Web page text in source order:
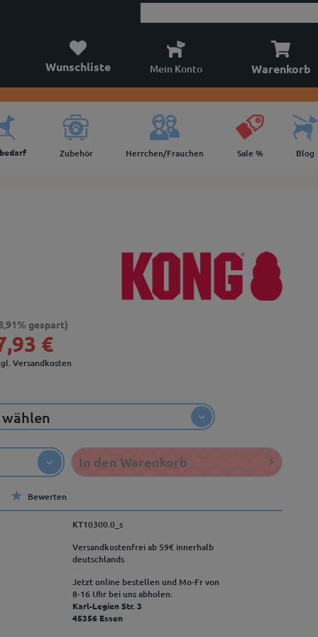
Wunschliste Mein Konto Warenkorb
Zubehör Herrchen/Frauchen Sale % Blog
gespart)
€
Versandkosten
In den Warenkorb
Bewerten
KT10300.0_s
Versandkostenfrei ab 59€ innerhalb
deutschlands
Jetzt online bestellen und Mo-Fr von
8‑16 Uhr bei uns abholen:
Karl-Legien Str. 3
45356 Essen